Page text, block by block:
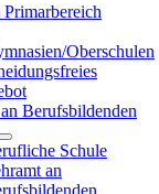
Primarbereich
Oberschulen
Berufsbildenden
Schule
an